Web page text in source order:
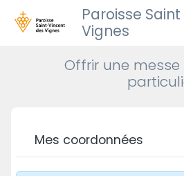
Paroisse
Vignes
Offrir une
Mes coordonnées